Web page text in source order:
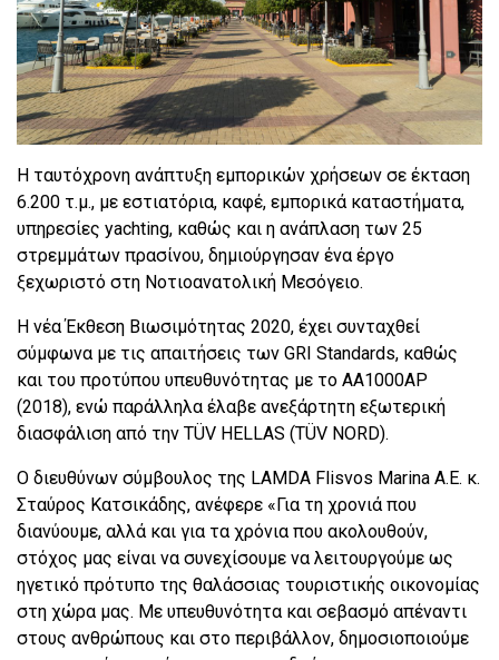
Η ταυτόχρονη ανάπτυξη εμπορικών χρήσεων σε έκταση
6.200 τ.μ., με εστιατόρια, καφέ, εμπορικά καταστήματα,
υπηρεσίες yachting, καθώς και η ανάπλαση των 25
στρεμμάτων πρασίνου, δημιούργησαν ένα έργο
ξεχωριστό στη Νοτιοανατολική Μεσόγειο.
Η νέα Έκθεση Βιωσιμότητας 2020, έχει συνταχθεί
σύμφωνα με τις απαιτήσεις των GRI Standards, καθώς
και του προτύπου υπευθυνότητας με το ΑΑ1000AP
(2018), ενώ παράλληλα έλαβε ανεξάρτητη εξωτερική
διασφάλιση από την TÜV HELLAS (TÜV NORD).
Ο διευθύνων σύμβουλος της LAMDA Flisvos Marina A.E. κ.
Σταύρος Κατσικάδης, ανέφερε «Για τη χρονιά που
διανύουμε, αλλά και για τα χρόνια που ακολουθούν,
στόχος μας είναι να συνεχίσουμε να λειτουργούμε ως
ηγετικό πρότυπο της θαλάσσιας τουριστικής οικονομίας
στη χώρα μας. Με υπευθυνότητα και σεβασμό απέναντι
στους ανθρώπους και στο περιβάλλον, δημοσιοποιούμε